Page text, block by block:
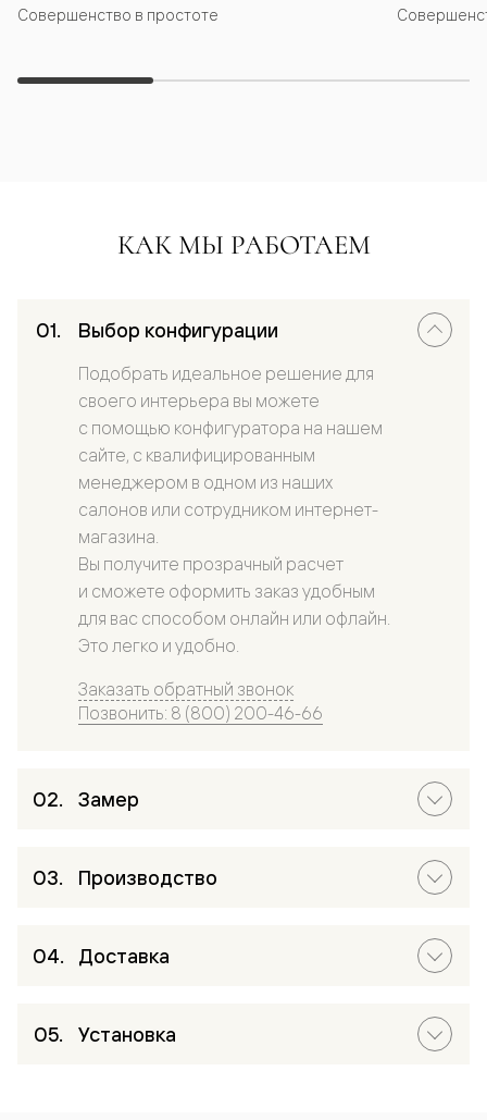
Совершенство в простоте
КАК МЫ РАБОТАЕМ
Выбор конфигурации
Подобрать идеальное решение для
своего интерьера вы можете
с помощью конфигуратора на нашем
сайте, с квалифицированным
менеджером в одном из наших
салонов или сотрудником интернет-
магазина.
Вы получите прозрачный расчет
и сможете оформить заказ удобным
для вас способом онлайн или офлайн.
Это легко и удобно.
Заказать обратный звонок
Позвонить: 8 (800) 200-46-66
Замер
Производство
Доставка
Установка